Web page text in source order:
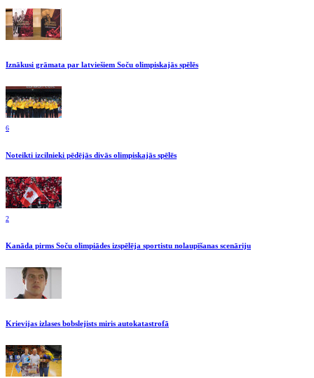
Iznākusi grāmata par latviešiem Soču olimpiskajās spēlēs
6
Noteikti izcilnieki pēdējās divās olimpiskajās spēlēs
2
Kanāda pirms Soču olimpiādes izspēlēja sportistu nolaupīšanas scenāriju
Krievijas izlases bobslejists miris autokatastrofā